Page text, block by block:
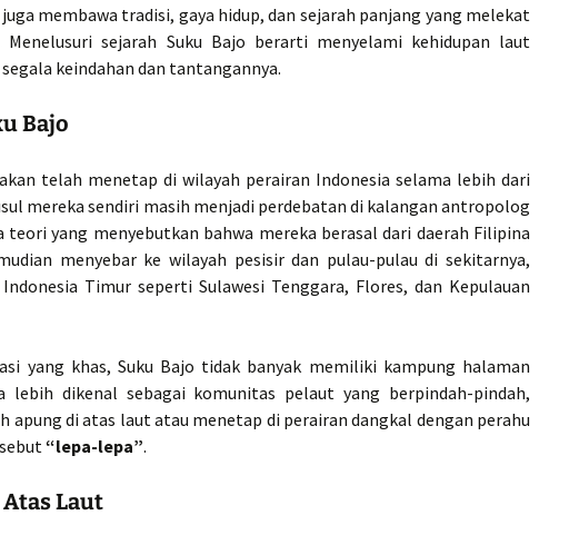
membawa tradisi, gaya hidup, dan sejarah panjang yang melekat
sejarah Suku Bajo berarti menyelami kehidupan laut
keindahan dan tantangannya.
Bajo
telah menetap di wilayah perairan Indonesia selama lebih dari
mereka sendiri masih menjadi perdebatan di kalangan antropolog
teori yang menyebutkan bahwa mereka berasal dari daerah Filipina
menyebar ke wilayah pesisir dan pulau-pulau di sekitarnya,
Timur seperti Sulawesi Tenggara, Flores, dan Kepulauan
yang khas, Suku Bajo tidak banyak memiliki kampung halaman
lebih dikenal sebagai komunitas pelaut yang berpindah-pindah,
apung di atas laut atau menetap di perairan dangkal dengan perahu
“lepa-lepa”.
Laut